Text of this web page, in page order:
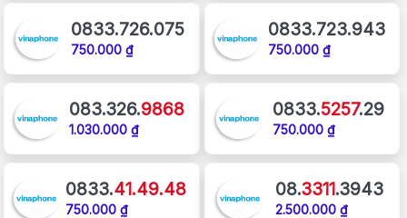
0833.726.075
750.000 ₫
0833.723.943
750.000 ₫
083.326.9868
1.030.000 ₫
0833.5257.29
750.000 ₫
0833.41.49.48
750.000 ₫
08.3311.3943
2.500.000 ₫